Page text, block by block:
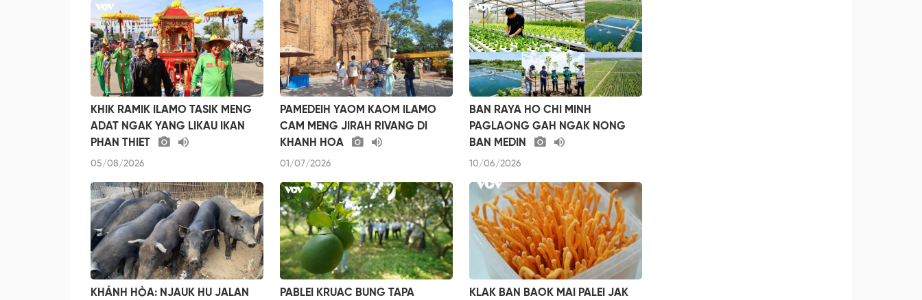
KHIK RAMIK ILAMO TASIK MENG
ADAT NGAK YANG LIKAU IKAN
PHAN THIET
05/08/2026
PAMEDEIH YAOM KAOM ILAMO
CAM MENG JIRAH RIVANG DI
KHANH HOA
01/07/2026
BAN RAYA HO CHI MINH
PAGLAONG GAH NGAK NONG
BAN MEDIN
10/06/2026
KHÁNH HÒA: NJAUK HU JALAN PABLEI KRUAC BUNG TAPA KLAK BAN BAOK MAI PALEI JAK